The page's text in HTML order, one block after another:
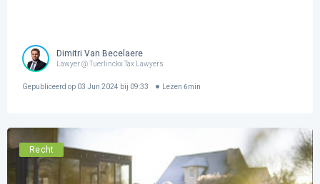
Dimitri Van Becelaere
Lawyer @ Tuerlinckx Tax Lawyers
Gepubliceerd op 03 Jun 2024 bij 09:33 Lezen 6min
Recht